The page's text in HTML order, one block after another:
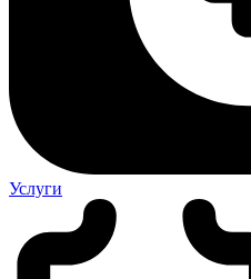
Услуги